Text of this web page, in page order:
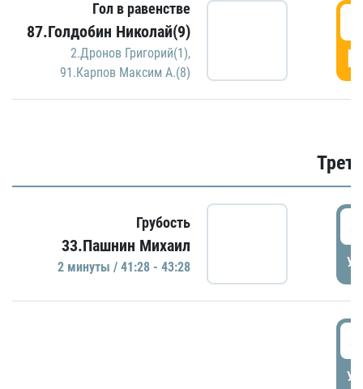
Гол в равенстве
87.Голдобин Николай(9)
2.Дронов Григорий(1),
91.Карпов Максим А.(8)
Грубость
33.Пашнин Михаил
2 минуты / 41:28 - 43:28